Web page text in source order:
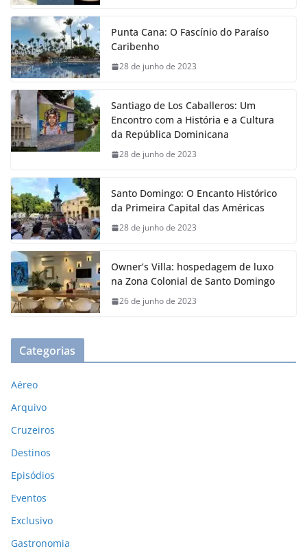
Punta Cana: O Fascínio do Paraíso
Caribenho
28 de junho de 2023
Santiago de Los Caballeros: Um
Encontro com a História e a Cultura
da República Dominicana
28 de junho de 2023
Santo Domingo: O Encanto Histórico
da Primeira Capital das Américas
28 de junho de 2023
Owner’s Villa: hospedagem de luxo
na Zona Colonial de Santo Domingo
26 de junho de 2023
Categorias
Aéreo
Arquivo
Cruzeiros
Destinos
Episódios
Eventos
Exclusivo
Gastronomia